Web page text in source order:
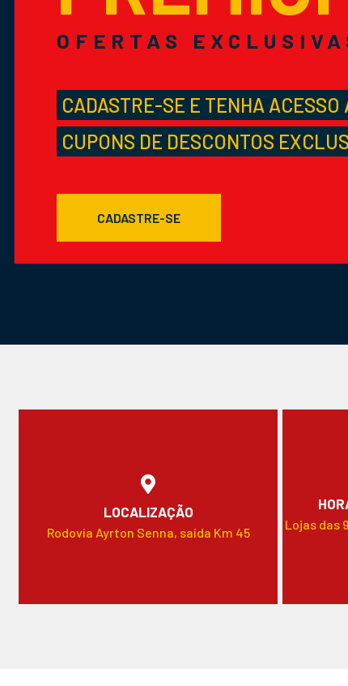
OFERTAS
CADASTRE-SE E TENHA ACESSO
CUPONS DE DESCONTOS
CADASTRE-SE
LOCALIZAÇÃO
Rodovia Ayrton Senna, saída Km 45
Lojas das